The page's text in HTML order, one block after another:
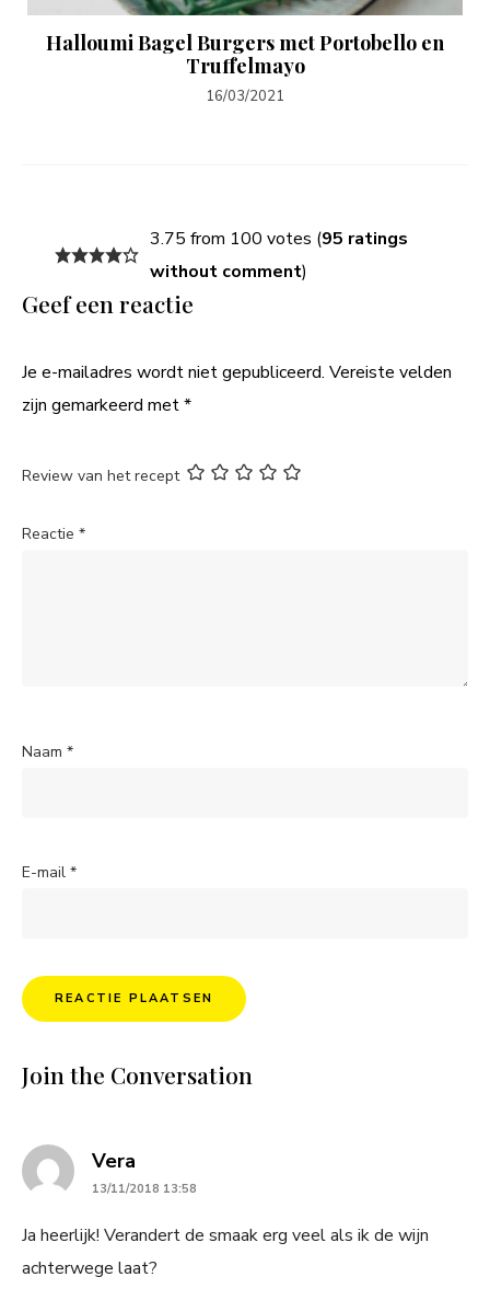
Halloumi Bagel Burgers met Portobello en
Truffelmayo
16/03/2021
3.75 from 100 votes (95 ratings
without comment)
Geef een reactie
Je e-mailadres wordt niet gepubliceerd. Vereiste velden
zijn gemarkeerd met*
Review van het recept
Reactie *
Naam *
E-mail *
Join the Conversation
Vera
13/11/2018 13:58
Ja heerlijk! Verandert de smaak erg veel als ik de wijn
achterwege laat?